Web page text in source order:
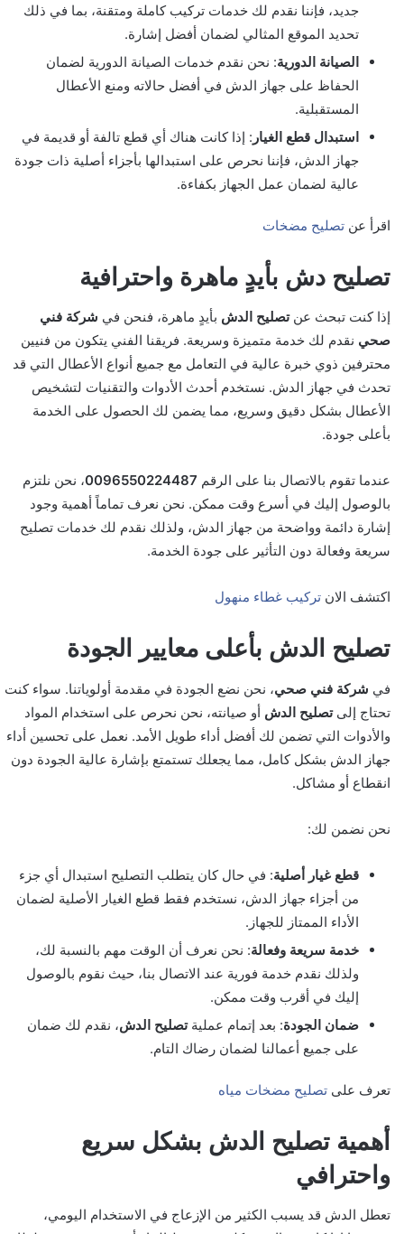
جديد، فإننا نقدم لك خدمات تركيب كاملة ومتقنة، بما في ذلك
تحديد الموقع المثالي لضمان أفضل إشارة.
الصيانة الدورية: نحن نقدم خدمات الصيانة الدورية لضمان
الحفاظ على جهاز الدش في أفضل حالاته ومنع الأعطال
المستقبلية.
استبدال قطع الغيار : إذا كانت هناك أي قطع تالفة أو قديمة في
جهاز الدش، فإننا نحرص على استبدالها بأجزاء أصلية ذات جودة
عالية لضمان عمل الجهاز بكفاءة.
اقرأ عن تصليح مضخات
تصليح دش بأيدٍ ماهرة واحترافية
إذا كنت تبحث عنتصليح الدش بأيدٍ ماهرة، فنحن في شركة فني
صحي نقدم لك خدمة متميزة وسريعة. فريقنا الفني يتكون من فنيين
محترفين ذوي خبرة عالية في التعامل مع جميع أنواع الأعطال التي قد
تحدث في جهاز الدش. نستخدم أحدث الأدوات والتقنيات لتشخيص
الأعطال بشكل دقيق وسريع، مما يضمن لك الحصول على الخدمة
بأعلى جودة.
عندما تقوم بالاتصال بنا على الرقم 0096550224487، نحن نلتزم
بالوصول إليك في أسرع وقت ممكن. نحن نعرف تماماً أهمية وجود
إشارة دائمة وواضحة من جهاز الدش، ولذلك نقدم لك خدمات تصليح
سريعة وفعالة دون التأثير على جودة الخدمة.
اكتشف الان تركيب غطاء منهول
تصليح الدش بأعلى معايير الجودة
في شركة فني صحي، نحن نضع الجودة في مقدمة أولوياتنا. سواء كنت
تحتاج إلىتصليح الدش أو صيانته، نحن نحرص على استخدام المواد
والأدوات التي تضمن لك أفضل أداء طويل الأمد. نعمل على تحسين أداء
جهاز الدش بشكل كامل، مما يجعلك تستمتع بإشارة عالية الجودة دون
انقطاع أو مشاكل.
نحن نضمن لك:
قطع غيار أصلية: في حال كان يتطلب التصليح استبدال أي جزء
من أجزاء جهاز الدش، نستخدم فقط قطع الغيار الأصلية لضمان
الأداء الممتاز للجهاز.
خدمة سريعة وفعالة: نحن نعرف أن الوقت مهم بالنسبة لك،
ولذلك نقدم خدمة فورية عند الاتصال بنا، حيث نقوم بالوصول
إليك في أقرب وقت ممكن.
ضمان الجودة: بعد إتمام عمليةتصليح الدش، نقدم لك ضمان
على جميع أعمالنا لضمان رضاك التام.
تعرف على تصليح مضخات مياه
أهمية تصليح الدش بشكل سريع
واحترافي
تعطل الدش قد يسبب الكثير من الإزعاج في الاستخدام اليومي،